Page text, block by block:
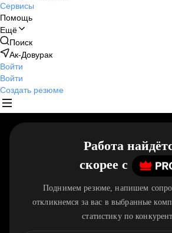
Сервисы
Помощь
Ещё
Поиск
Ак-Довурак
Войти
Войти
Создать резюме
Работа
скорее c
Поднимем резюме, напишем
откликнемся за вас в выбранные
статистику по